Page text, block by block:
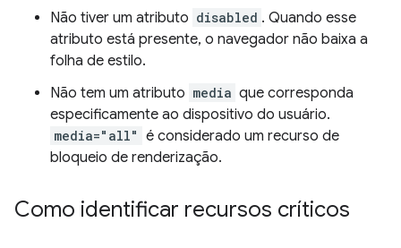
Não tiver um atributo disabled . Quando esse
atributo está presente, o navegador não baixa a
folha de estilo.
Não tem um atributo media que corresponda
especificamente ao dispositivo do usuário.
media="all" é considerado um recurso de
bloqueio de renderização.
Como identificar recursos críticos